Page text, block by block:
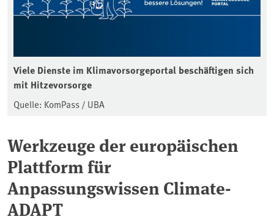
Viele Dienste im Klimavorsorgeportal beschäftigen sich
mit Hitzevorsorge
Quelle: KomPass / UBA
Werkzeuge der europäischen
Plattform für
Anpassungswissen Climate-
ADAPT